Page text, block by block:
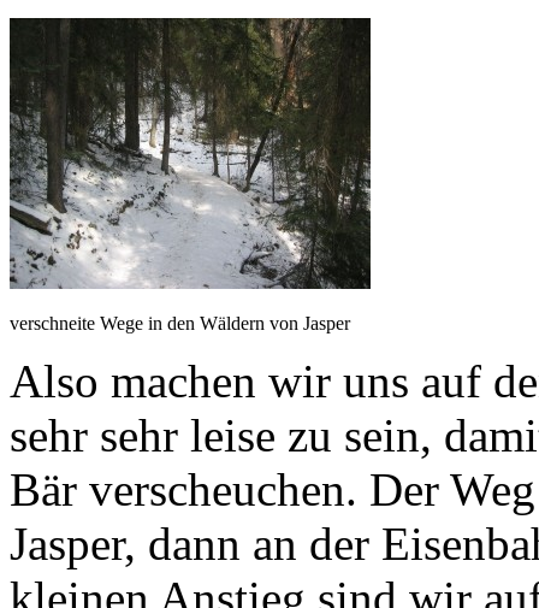
verschneite Wege in den Wäldern von Jasper
Also machen wir uns auf
sehr sehr leise zu sein,
Bär verscheuchen. Der
Jasper, dann an der